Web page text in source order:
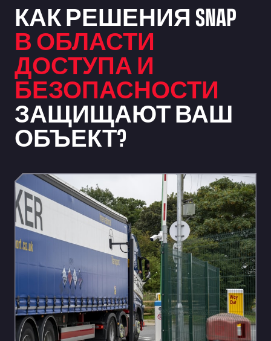
КАК РЕШЕНИЯ SNAP
В ОБЛАСТИ
ДОСТУПА И
БЕЗОПАСНОСТИ
ЗАЩИЩАЮТ ВАШ
ОБЪЕКТ?